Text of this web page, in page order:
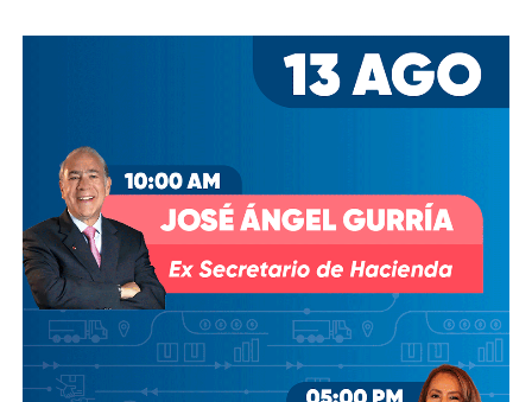
Arrancó la carrera, todos la van perdiendo |